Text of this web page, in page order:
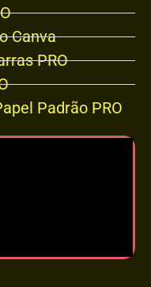
Canva
PRO
Padrão PRO